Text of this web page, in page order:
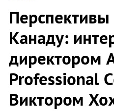
Канаду:
директором
Professional
Виктором